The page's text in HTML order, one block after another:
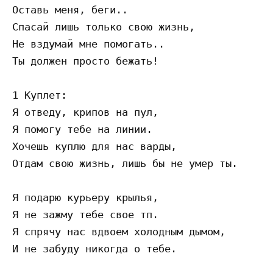
Оставь меня, беги..
Спасай лишь только свою жизнь,
Не вздумай мне помогать..
Ты должен просто бежать!
1 Куплет:
Я отведу, крипов на пул,
Я помогу тебе на линии.
Хочешь куплю для нас варды,
Отдам свою жизнь, лишь бы не умер ты.
Я подарю курьеру крылья,
Я не зажму тебе свое тп.
Я спрячу нас вдвоем холодным дымом,
И не забуду никогда о тебе.